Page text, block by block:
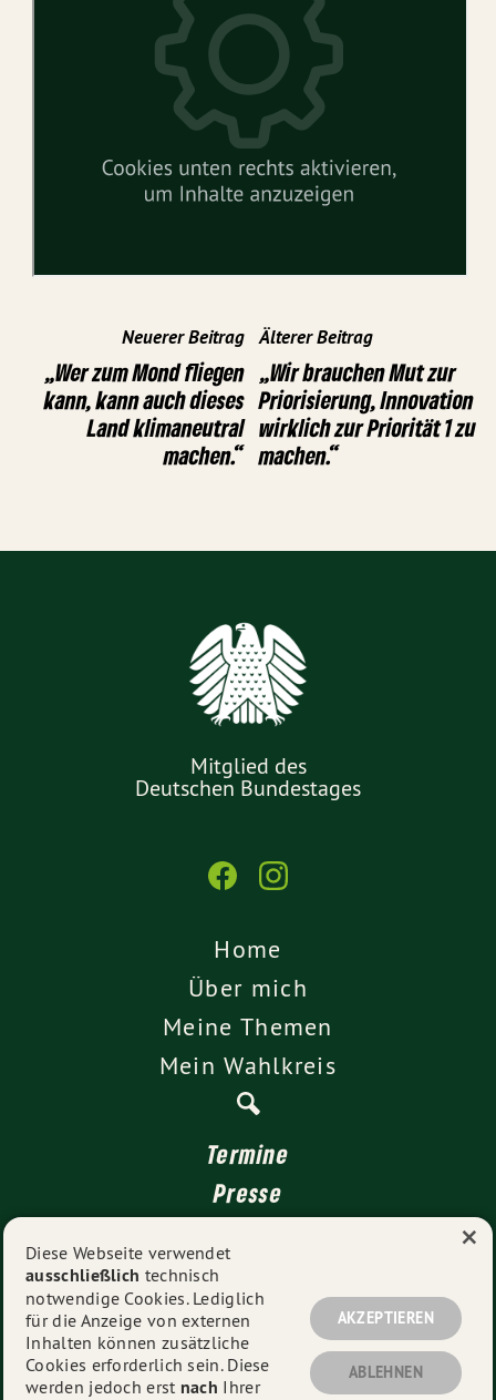
Neuerer Beitrag
„Wer zum Mond fliegen
kann, kann auch dieses
Land klimaneutral
machen.“
Älterer Beitrag
„Wir brauchen Mut zur
Priorisierung, Innovation
wirklich zur Priorität 1 zu
machen.“
Mitglied des
Deutschen Bundestages
Home
Über mich
Meine Themen
Mein Wahlkreis
Termine
Presse
Impressum
Datenschutz
Diese Webseite verwendet
ausschließlich technisch
notwendige Cookies. Lediglich
für die Anzeige von externen
Inhalten können zusätzliche
Cookies erforderlich sein. Diese
werden jedoch erst nach Ihrer
AKZEPTIEREN
ABLEHNEN
×